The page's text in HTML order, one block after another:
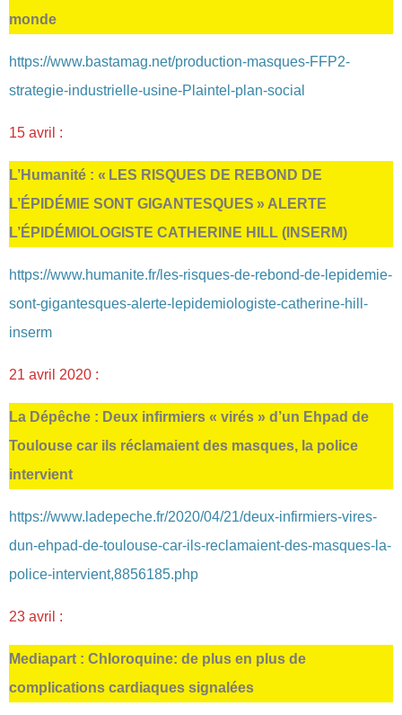
monde
https://www.bastamag.net/production-masques-FFP2-
strategie-industrielle-usine-Plaintel-plan-social
15 avril :
L’Humanité : « LES RISQUES DE REBOND DE
L’ÉPIDÉMIE SONT GIGANTESQUES » ALERTE
L’ÉPIDÉMIOLOGISTE CATHERINE HILL (INSERM)
https://www.humanite.fr/les-risques-de-rebond-de-lepidemie-
sont-gigantesques-alerte-lepidemiologiste-catherine-hill-
inserm
21 avril 2020 :
La Dépêche : Deux infirmiers « virés » d’un Ehpad de
Toulouse car ils réclamaient des masques, la police
intervient
https://www.ladepeche.fr/2020/04/21/deux-infirmiers-vires-
dun-ehpad-de-toulouse-car-ils-reclamaient-des-masques-la-
police-intervient,8856185.php
23 avril :
Mediapart : Chloroquine: de plus en plus de
complications cardiaques signalées